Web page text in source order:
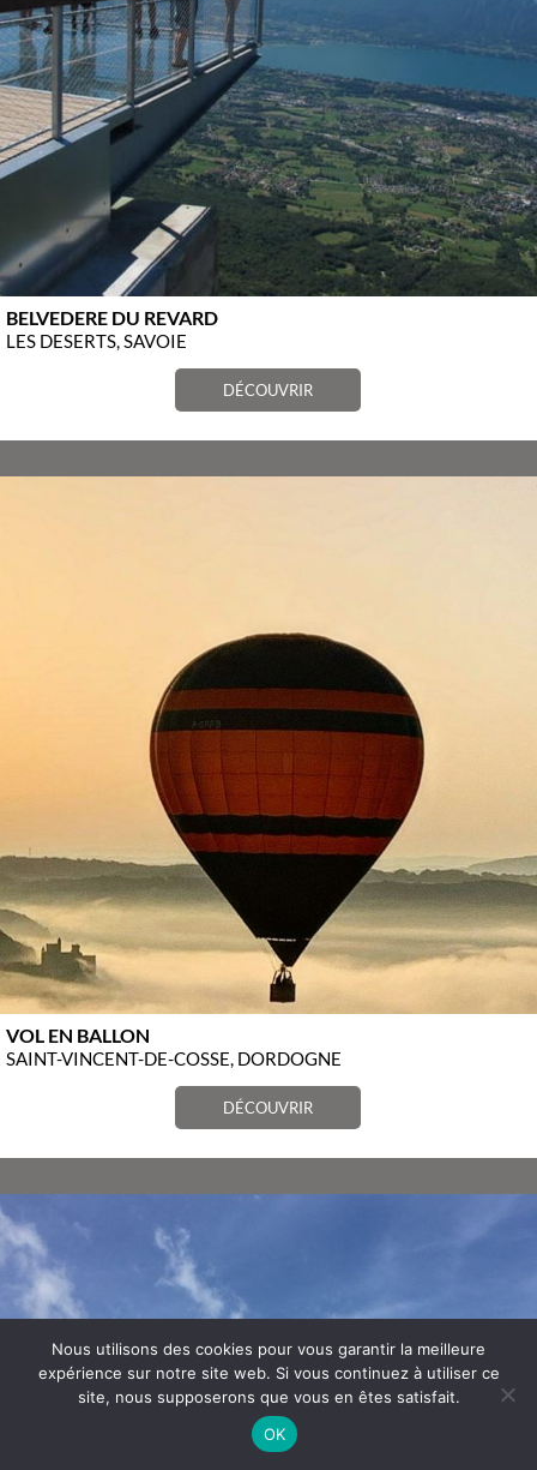
BELVEDERE DU REVARD
LES DESERTS, SAVOIE
DÉCOUVRIR
VOL EN BALLON
SAINT-VINCENT-DE-COSSE, DORDOGNE
DÉCOUVRIR
Nous utilisons des cookies pour vous garantir la meilleure
expérience sur notre site web. Si vous continuez à utiliser ce
site, nous supposerons que vous en êtes satisfait.
OK